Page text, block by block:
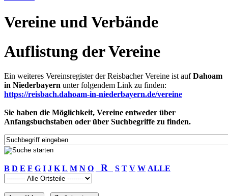
Vereine und Verbände
Auflistung der Vereine
Ein weiteres Vereinsregister der Reisbacher Vereine ist aufDahoam
in Niederbayern unter folgendem Link zu finden:
https://reisbach.dahoam-in-niederbayern.de/vereine
Sie haben die Möglichkeit, Vereine entweder über
Anfangsbuchstaben oder über Suchbegriffe zu finden.
B D E F G I J K L M N O R S T V W ALLE